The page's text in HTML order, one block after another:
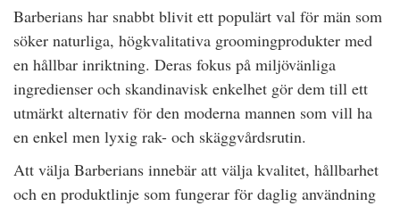
Barberians har snabbt blivit ett populärt val för män som
söker naturliga, högkvalitativa groomingprodukter med
en hållbar inriktning. Deras fokus på miljövänliga
ingredienser och skandinavisk enkelhet gör dem till ett
utmärkt alternativ för den moderna mannen som vill ha
en enkel men lyxig rak- och skäggvårdsrutin.
Att välja Barberians innebär att välja kvalitet, hållbarhet
och en produktlinje som fungerar för daglig användning